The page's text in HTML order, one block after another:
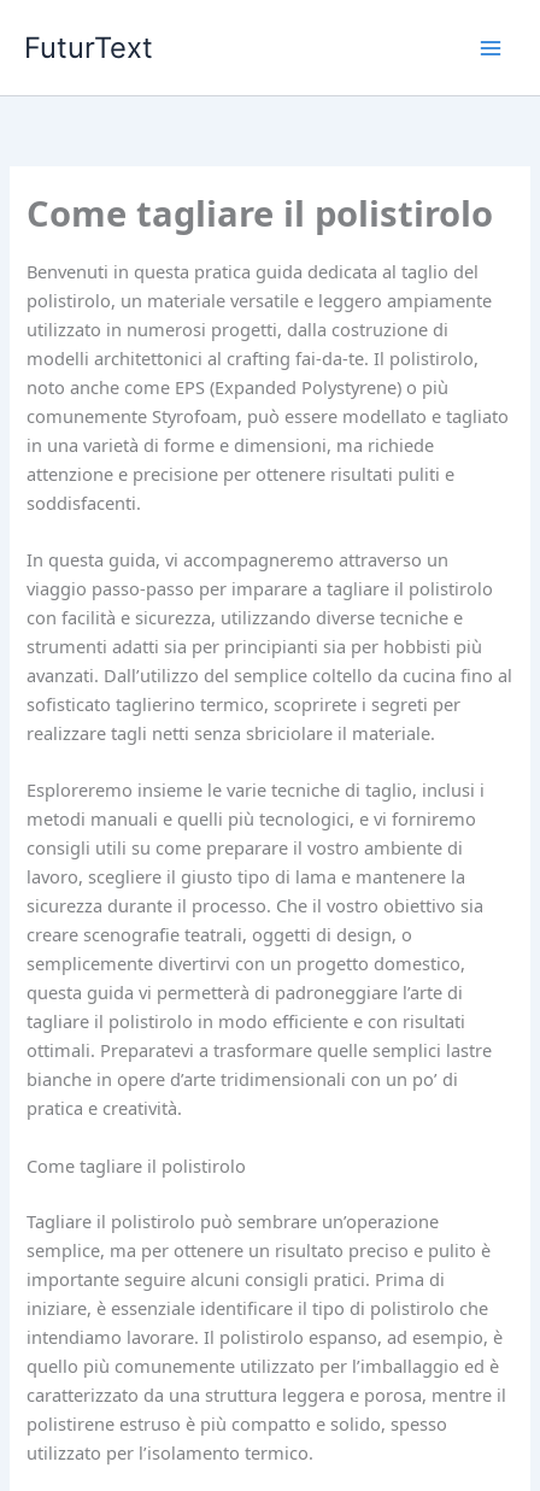
FuturText
Come tagliare il polistirolo
Benvenuti in questa pratica guida dedicata al taglio del
polistirolo, un materiale versatile e leggero ampiamente
utilizzato in numerosi progetti, dalla costruzione di
modelli architettonici al crafting fai-da-te. Il polistirolo,
noto anche come EPS (Expanded Polystyrene) o più
comunemente Styrofoam, può essere modellato e tagliato
in una varietà di forme e dimensioni, ma richiede
attenzione e precisione per ottenere risultati puliti e
soddisfacenti.
In questa guida, vi accompagneremo attraverso un
viaggio passo-passo per imparare a tagliare il polistirolo
con facilità e sicurezza, utilizzando diverse tecniche e
strumenti adatti sia per principianti sia per hobbisti più
avanzati. Dall’utilizzo del semplice coltello da cucina fino al
sofisticato taglierino termico, scoprirete i segreti per
realizzare tagli netti senza sbriciolare il materiale.
Esploreremo insieme le varie tecniche di taglio, inclusi i
metodi manuali e quelli più tecnologici, e vi forniremo
consigli utili su come preparare il vostro ambiente di
lavoro, scegliere il giusto tipo di lama e mantenere la
sicurezza durante il processo. Che il vostro obiettivo sia
creare scenografie teatrali, oggetti di design, o
semplicemente divertirvi con un progetto domestico,
questa guida vi permetterà di padroneggiare l’arte di
tagliare il polistirolo in modo efficiente e con risultati
ottimali. Preparatevi a trasformare quelle semplici lastre
bianche in opere d’arte tridimensionali con un po’ di
pratica e creatività.
Come tagliare il polistirolo
Tagliare il polistirolo può sembrare un’operazione
semplice, ma per ottenere un risultato preciso e pulito è
importante seguire alcuni consigli pratici. Prima di
iniziare, è essenziale identificare il tipo di polistirolo che
intendiamo lavorare. Il polistirolo espanso, ad esempio, è
quello più comunemente utilizzato per l’imballaggio ed è
caratterizzato da una struttura leggera e porosa, mentre il
polistirene estruso è più compatto e solido, spesso
utilizzato per l’isolamento termico.